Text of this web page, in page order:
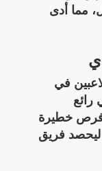
مما أدى
في
رائع
فرص خطيرة
للفريق توجت بالفوز بنتيجة 31 - 30 ليحصد فريق